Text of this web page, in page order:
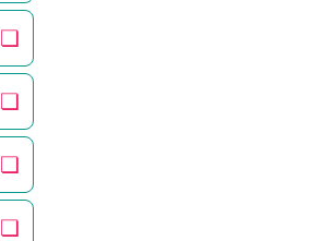
❏
❏
❏
❏